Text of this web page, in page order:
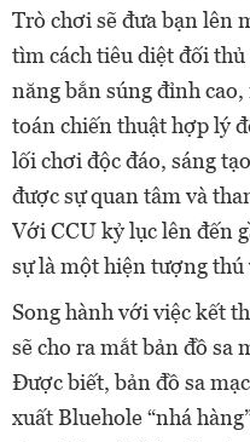
Trò chơi sẽ đưa bạn lên
tìm cách tiêu diệt đối
năng bắn súng đỉnh
toán chiến thuật hợp lý
lối chơi độc đáo, sáng
được sự quan tâm và
Với CCU kỷ lục lên đến
sự là một hiện tượng thú
Song hành với việc kết
sẽ cho ra mắt bản đồ sa
Được biết, bản đồ sa
xuất Bluehole “nhá